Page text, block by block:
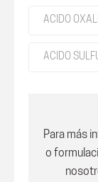
ACIDO
ACIDO
Para más
o